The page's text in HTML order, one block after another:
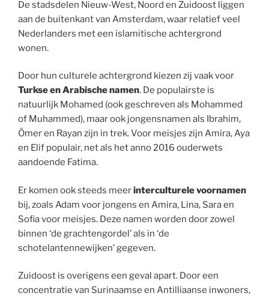
De stadsdelen Nieuw-West, Noord en Zuidoost liggen
aan de buitenkant van Amsterdam, waar relatief veel
Nederlanders met een islamitische achtergrond
wonen.
Door hun culturele achtergrond kiezen zij vaak voor
Turkse en Arabische namen. De populairste is
natuurlijk Mohamed (ook geschreven als Mohammed
of Muhammed), maar ook jongensnamen als Ibrahim,
Ömer en Rayan zijn in trek. Voor meisjes zijn Amira, Aya
en Elif populair, net als het anno 2016 ouderwets
aandoende Fatima.
Er komen ook steeds meerinterculturele voornamen
bij, zoals Adam voor jongens en Amira, Lina, Sara en
Sofia voor meisjes. Deze namen worden door zowel
binnen ‘de grachtengordel’ als in ‘de
schotelantennewijken’ gegeven.
Zuidoost is overigens een geval apart. Door een
concentratie van Surinaamse en Antilliaanse inwoners,